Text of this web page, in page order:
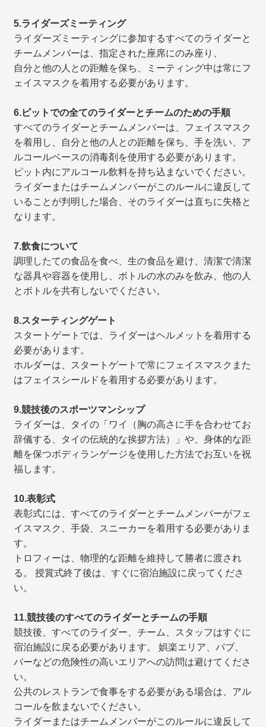
5.ライダーズミーティング
ライダーズミーティングに参加するすべてのライダーと
チームメンバーは、指定された座席にのみ座り、
自分と他の人との距離を保ち、ミーティング中は常にフ
ェイスマスクを着用する必要があります。
6.ピットでの全てのライダーとチームのための手順
すべてのライダーとチームメンバーは、フェイスマスク
を着用し、自分と他の人との距離を保ち、手を洗い、ア
ルコールベースの消毒剤を使用する必要があります。
ピット内にアルコール飲料を持ち込まないでください。
ライダーまたはチームメンバーがこのルールに違反して
いることが判明した場合、そのライダーは直ちに失格と
なります。
7.飲食について
調理したての食品を食べ、生の食品を避け、清潔で清潔
な器具や容器を使用し、ボトルの水のみを飲み、他の人
とボトルを共有しないでください。
8.スターティングゲート
スタートゲートでは、ライダーはヘルメットを着用する
必要があります。
ホルダーは、スタートゲートで常にフェイスマスクまた
はフェイスシールドを着用する必要があります。
9.競技後のスポーツマンシップ
ライダーは、タイの「ワイ（胸の高さに手を合わせてお
辞儀する、タイの伝統的な挨拶方法）」や、身体的な距
離を保つボディランゲージを使用した方法でお互いを祝
福します。
10.表彰式
表彰式には、すべてのライダーとチームメンバーがフェ
イスマスク、手袋、スニーカーを着用する必要がありま
す。
トロフィーは、物理的な距離を維持して勝者に渡され
る。 授賞式終了後は、すぐに宿泊施設に戻ってくださ
い。
11.競技後のすべてのライダーとチームの手順
競技後、すべてのライダー、チーム、スタッフはすぐに
宿泊施設に戻る必要があります。 娯楽エリア、パブ、
バーなどの危険性の高いエリアへの訪問は避けてくださ
い。
公共のレストランで食事をする必要がある場合は、アル
コールを飲まないでください。
ライダーまたはチームメンバーがこのルールに違反して